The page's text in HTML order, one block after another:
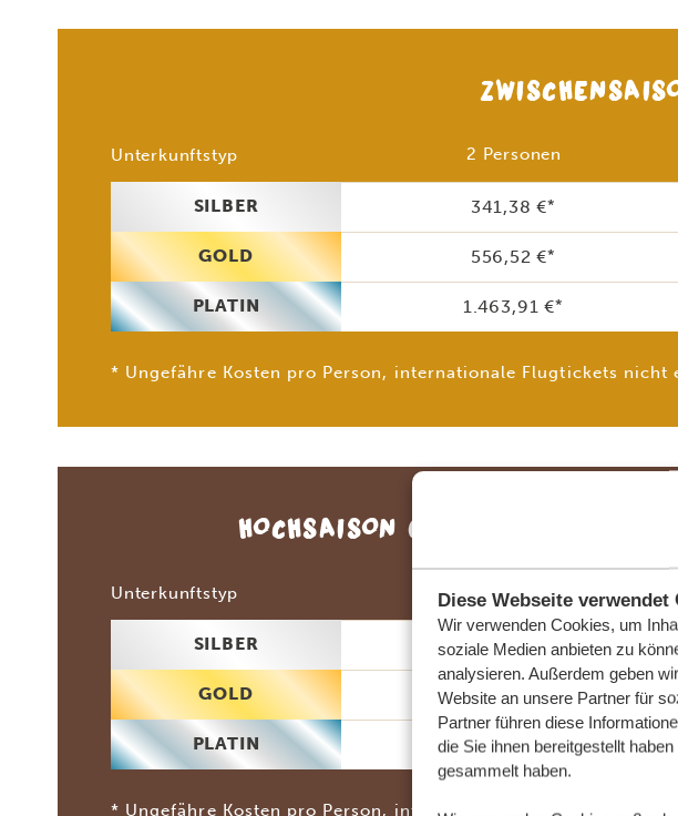
Diese Webseite verwendet
Wir verwenden Cookies, um
soziale Medien anbieten zu
analysieren. Außerdem geben
Website an unsere Partner für
Partner führen diese
die Sie ihnen bereitgestellt
gesammelt haben.
Unterkunftstyp 2 Personen
SILBER 341,38 €*
GOLD 556,52 €*
PLATIN 1.463,91 €*
* Ungefähre Kosten pro Person, internationale Flugtickets nicht
HOCHSAISON(JULI + AUGUST +
Unterkunftstyp 2 Personen
SILBER 355,35 € *
GOLD 579,33 €*
PLATIN 1.523,89 €*
* Ungefähre Kosten pro Person, internationale Flugtickets nicht